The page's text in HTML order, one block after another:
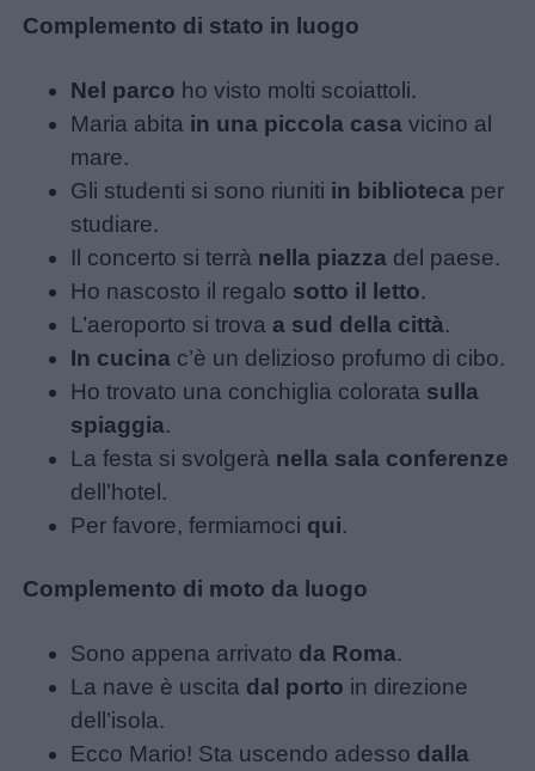
Complemento di stato in luogo
Nel parco ho visto molti scoiattoli.
Maria abita in una piccola casa vicino al
mare.
Gli studenti si sono riuniti in biblioteca per
studiare.
Il concerto si terrà nella piazza del paese.
Ho nascosto il regalo sotto il letto.
L’aeroporto si trovaa sud della città.
In cucina c’è un delizioso profumo di cibo.
Ho trovato una conchiglia colorata sulla
spiaggia.
La festa si svolgerà nella sala conferenze
dell’hotel.
Per favore, fermiamoci qui.
Complemento di moto da luogo
Sono appena arrivato da Roma.
La nave è uscita dal porto in direzione
dell’isola.
Ecco Mario! Sta uscendo adesso dalla